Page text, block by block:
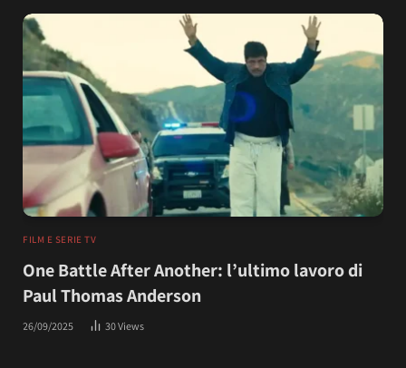
FILM E SERIE TV
One Battle After Another: l’ultimo lavoro di
Paul Thomas Anderson
26/09/2025 30Views